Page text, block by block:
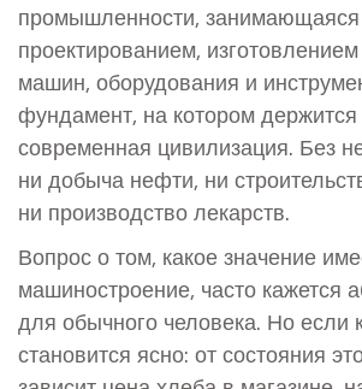
промышленности, занимающаяся
проектированием,
машин, оборудования и
фундамент, на котором держится
современная цивилизация. Без
ни добыча нефти, ни
ни производство лекарств.
Вопрос о том, какое значение
машиностроение, часто кажется
для обычного человека. Но если
становится ясно: от состояния